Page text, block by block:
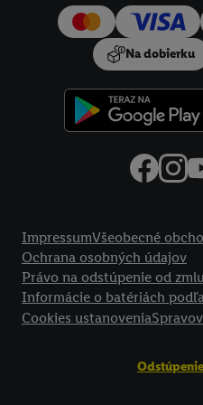
Na dobierku
ImpressumVšeobecné
Ochrana osobných údajov
Právo na odstúpenie od
Informácie o batériách
Cookies ustanovenia
používanie potrebných
vyjadríte súhlas so spracúvaním
Ďalšie informácie vrátane
do budúcnosti nájdete v našich
.Imprint nájdete tu.